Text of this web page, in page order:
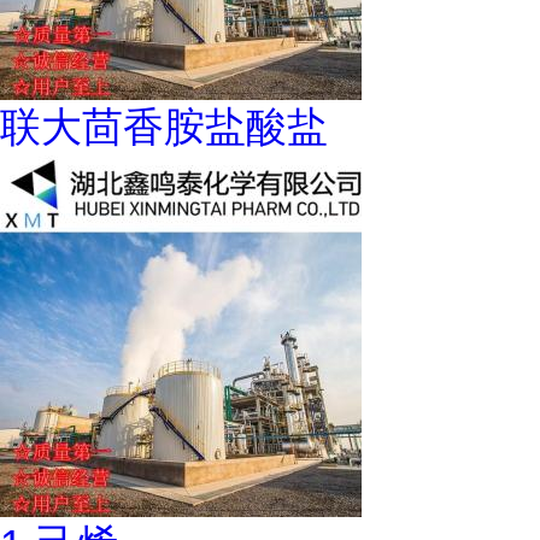
联大茴香胺盐酸盐